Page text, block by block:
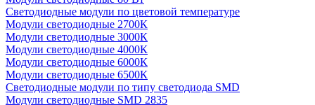
Светодиодные модули по цветовой температуре
Модули светодиодные 2700К
Модули светодиодные 3000К
Модули светодиодные 4000К
Модули светодиодные 6000К
Модули светодиодные 6500К
Светодиодные модули по типу светодиода SMD
Модули светодиодные SMD 2835